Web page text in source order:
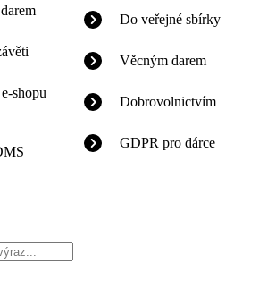
shopu
Do veřejné sbírky
Věcným darem
Dobrovolnictvím
GDPR pro dárce